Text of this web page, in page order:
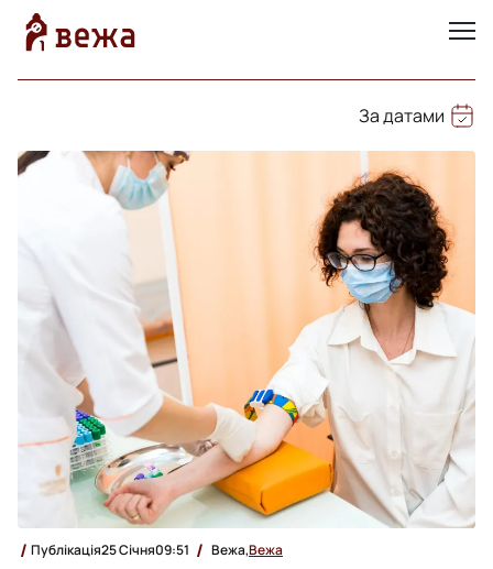
За датами
Публікація25 Січня09:51 Вежа,Вежа